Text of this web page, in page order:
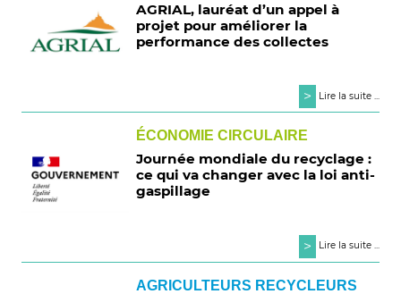
AGRIAL, lauréat d’un appel à
projet pour améliorer la
performance des collectes
> Lire la suite ...
ÉCONOMIE CIRCULAIRE
Journée mondiale du recyclage :
ce qui va changer avec la loi anti-
gaspillage
> Lire la suite ...
AGRICULTEURS RECYCLEURS